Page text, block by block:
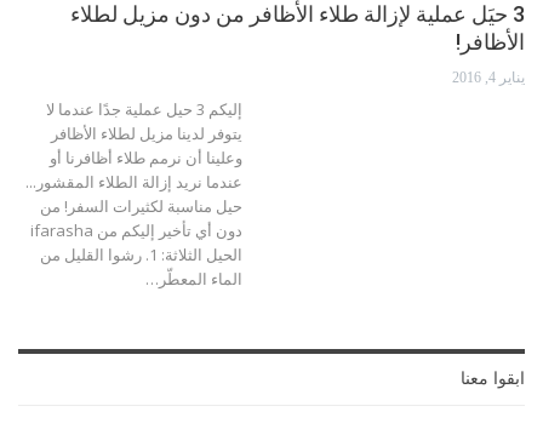
3 حيَل عملية لإزالة طلاء الأظافر من دون مزيل لطلاء
الأظافر!
يناير 4, 2016
إليكم 3 حيل عملية جدًا عندما لا
يتوفر لدينا مزيل لطلاء الأظافر
وعلينا أن نرمم طلاء أظافرنا أو
عندما نريد إزالة الطلاء المقشور...
حيل مناسبة لكثيرات السفر! من
دون أي تأخير إليكم من ifarasha
الحيل الثلاثة: 1. رشوا القليل من
الماء المعطّر…
ابقوا معنا